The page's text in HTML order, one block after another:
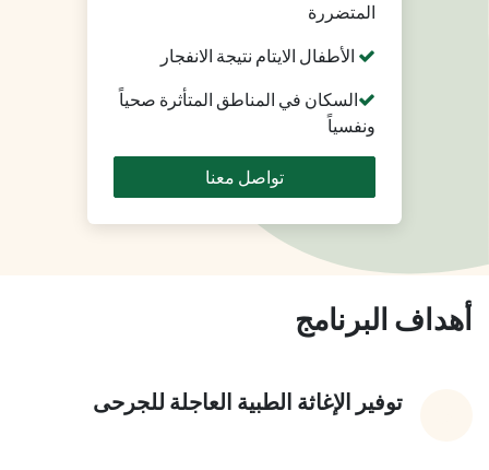
المتضررة
الأطفال الايتام نتيجة الانفجار
السكان في المناطق المتأثرة صحياً
ونفسياً
تواصل معنا
أهداف البرنامج
توفير الإغاثة الطبية العاجلة للجرحى